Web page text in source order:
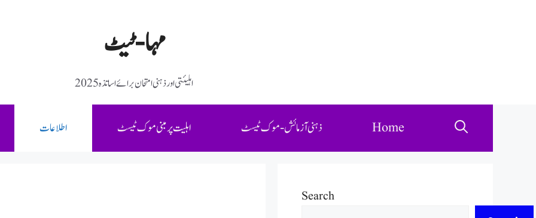
مہا-ٹیٹ
2025اہلیئتی اور ذہنی امتحان برائے اساتذہ
اطلاعات اہلیت پر مبنی موک ٹیسٹ ذہنی آزمائش-موک ٹیسٹ Home
Search